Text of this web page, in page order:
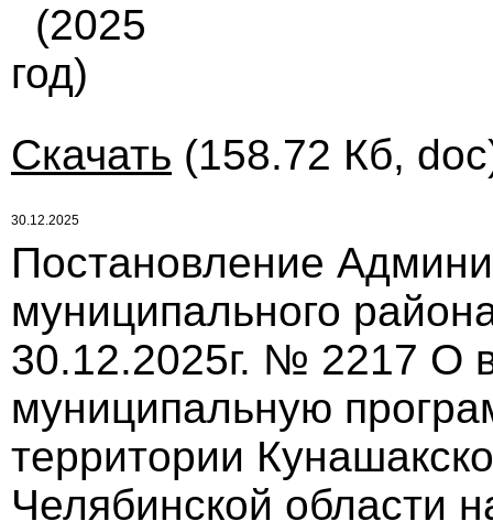
(2025
год)
Скачать (158.72 Кб,
30.12.2025
Постановление
муниципального
30.12.2025г. № 2217 О
муниципальную
территории
Челябинской области